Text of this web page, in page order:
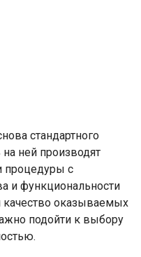
стандартного
ней производят
процедуры с
и функциональности
качество оказываемых
подойти к выбору